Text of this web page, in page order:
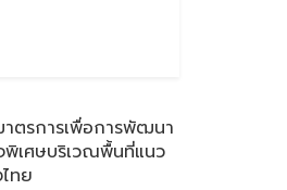
าตรการเพื่อการพัฒนา
พิเศษบริเวณพื้นที่แนว
ทย